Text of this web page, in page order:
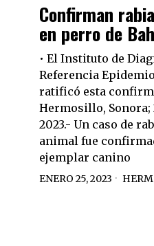
Confirman
en perro de
• El Instituto de
Referencia
ratificó esta
Hermosillo, Sonora;
2023.- Un caso de
animal fue
ejemplar canino
ENERO 25, 2023